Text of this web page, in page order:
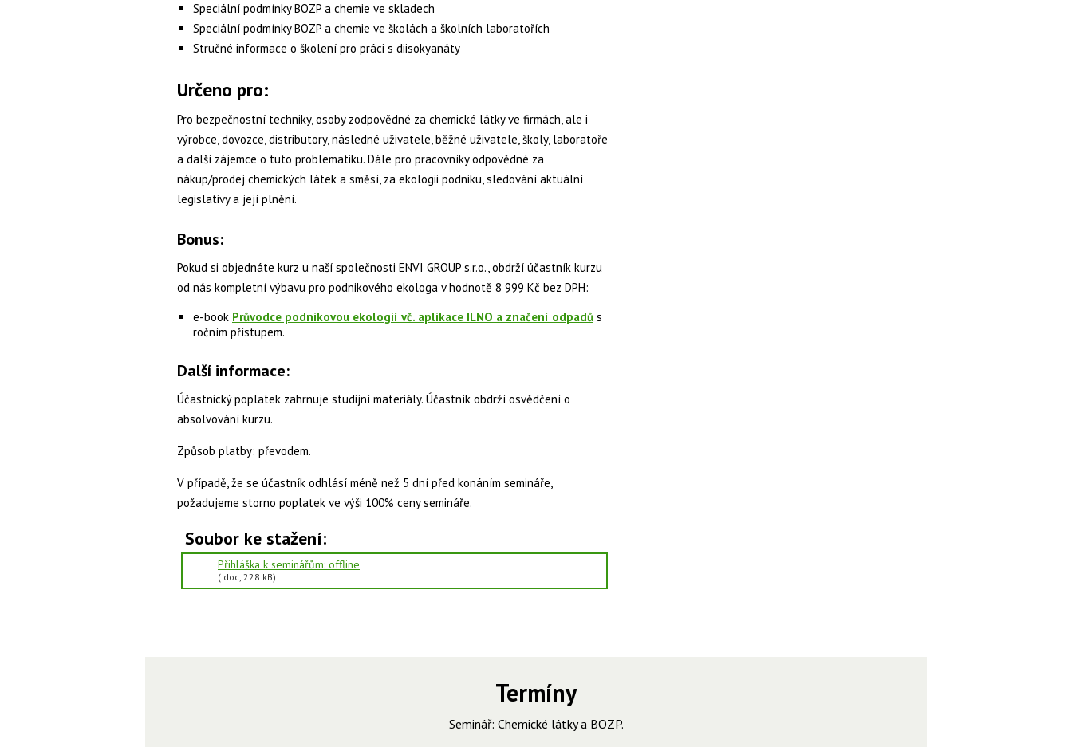
Speciální podmínky BOZP a chemie ve skladech
Speciální podmínky BOZP a chemie ve školách a školních laboratořích
Stručné informace o školení pro práci s diisokyanáty
Určeno pro:
Pro bezpečnostní techniky, osoby zodpovědné za chemické látky ve firmách, ale i
výrobce, dovozce, distributory, následné uživatele, běžné uživatele, školy, laboratoře
a další zájemce o tuto problematiku. Dále pro pracovníky odpovědné za
nákup/prodej chemických látek a směsí, za ekologii podniku, sledování aktuální
legislativy a její plnění.
Bonus:
Pokud si objednáte kurz u naší společnosti ENVI GROUP s.r.o., obdrží účastník kurzu
od nás kompletní výbavu pro podnikového ekologa v hodnotě 8 999 Kč bez DPH:
e-book Průvodce podnikovou ekologií vč. aplikace ILNO a značení odpadů s
ročním přístupem.
Další informace:
Účastnický poplatek zahrnuje studijní materiály. Účastník obdrží osvědčení o
absolvování kurzu.
Způsob platby: převodem.
V případě, že se účastník odhlásí méně než 5 dní před konáním semináře,
požadujeme storno poplatek ve výši 100% ceny semináře.
Soubor ke stažení:
Přihláška k seminářům: offline
(.doc, 228 kB)
Termíny
Seminář: Chemické látky a BOZP.